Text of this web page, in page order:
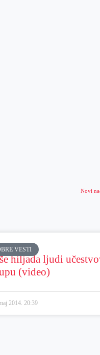
Novi
VESTI
hiljada ljudi
(video)
2014. 20:39